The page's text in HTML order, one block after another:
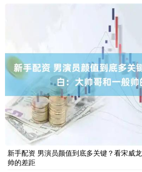
新手配资 男演员颜值到底多关键？看宋威
帅的差距